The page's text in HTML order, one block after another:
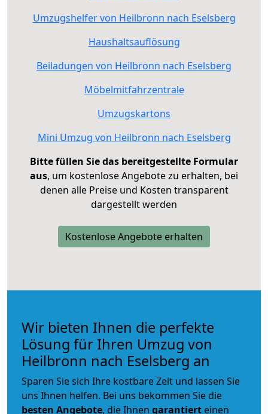
Umzugshelfer von Heilbronn nach Eselsberg
Haushaltsauflösung
Beiladungen von Heilbronn nach Eselsberg
Möbelmitfahrzentrale
Umzugskartons
Mini Umzug von Heilbronn nach Eselsberg
Bitte füllen Sie das bereitgestellte Formular
aus, um kostenlose Angebote zu erhalten, bei
denen alle Preise und Kosten transparent
dargestellt werden
Kostenlose Angebote erhalten
Wir bieten Ihnen die perfekte
Lösung für Ihren Umzug von
Heilbronn nach Eselsberg an
Sparen Sie sich Ihre kostbare Zeit und lassen Sie
uns Ihnen helfen. Bei uns bekommen Sie die
besten Angebote, die Ihnen garantiert einen